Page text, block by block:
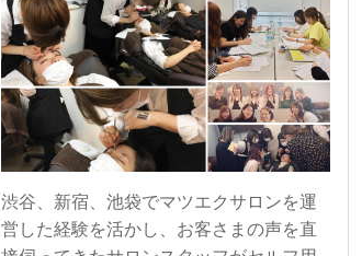
渋谷、新宿、池袋でマツエクサロンを運
営した経験を活かし、お客さまの声を直